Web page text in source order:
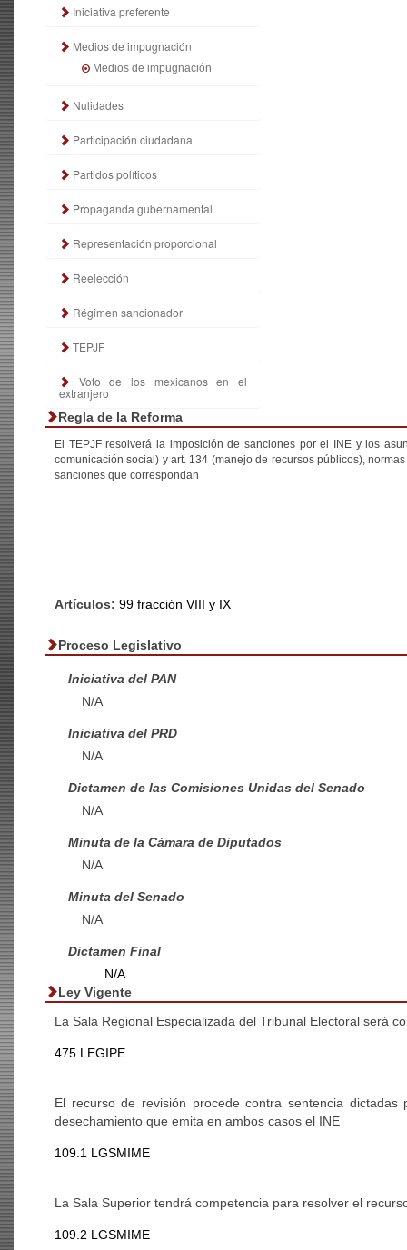
Iniciativa preferente
Medios de impugnación
Medios de impugnación
Nulidades
Participación ciudadana
Partidos políticos
Propaganda gubernamental
Representación proporcional
Reelección
Régimen sancionador
TEPJF
Voto de los mexicanos en el
extranjero
Regla de la Reforma
El TEPJF resolverá la imposición de sanciones por el INE y los
comunicación social) y art. 134 (manejo de recursos públicos),
sanciones que correspondan
Artículos: 99 fracción VIII y IX
Proceso Legislativo
Iniciativa del PAN
N/A
Iniciativa del PRD
N/A
Dictamen de las Comisiones Unidas del Senado
N/A
Minuta de la Cámara de Diputados
N/A
Minuta del Senado
N/A
Dictamen Final
N/A
Ley Vigente
La Sala Regional Especializada del Tribunal Electoral será
475 LEGIPE
El recurso de revisión procede contra sentencia
desechamiento que emita en ambos casos el INE
109.1 LGSMIME
La Sala Superior tendrá competencia para resolver el
109.2 LGSMIME